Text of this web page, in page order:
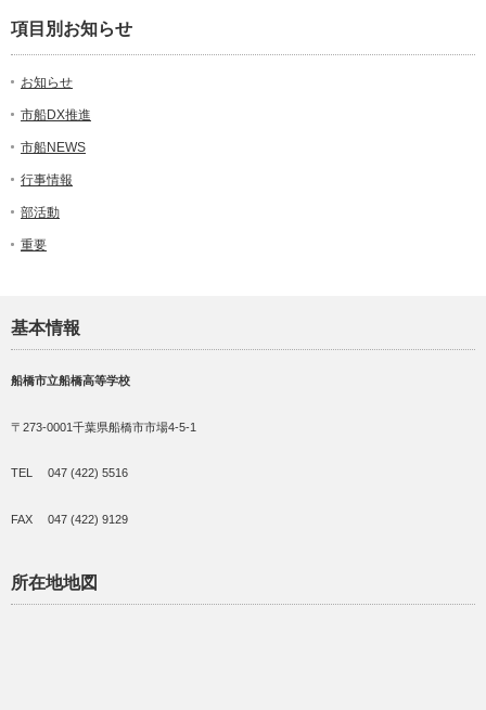
項目別お知らせ
お知らせ
市船DX推進
市船NEWS
行事情報
部活動
重要
基本情報
船橋市立船橋高等学校
〒273-0001千葉県船橋市市場4-5-1
TEL 047 (422) 5516
FAX 047 (422) 9129
所在地地図